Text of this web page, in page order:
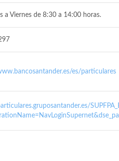
a Viernes de 8:30 a 14:00 horas.
es/particulares